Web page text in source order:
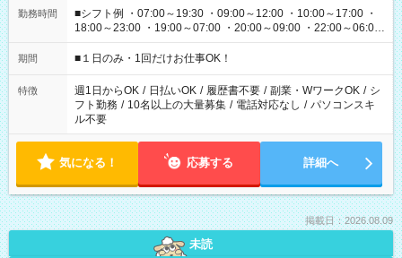
勤務時間
■シフト例 ・07:00～19:30 ・09:00～12:00 ・10:00～17:00 ・
18:00～23:00 ・19:00～07:00 ・20:00～09:00 ・22:00～06:00
etc ★最短で3時間で5,120円のお仕事から 15時間で2万円近く稼
げるお仕事も！ ご希望のお時間に合わせてご紹介！ ※シフトは
ください！
期間 ■１日のみ・1回だけお仕事OK！
特徴 週1日からOK / 日払いOK / 履歴書不要 / 副業・WワークOK / シ
フト勤務 / 10名以上の大量募集 / 電話対応なし / パソコンスキ
ル不要
気になる！ 応募する 詳細へ
掲載日：2026.08.09
未読